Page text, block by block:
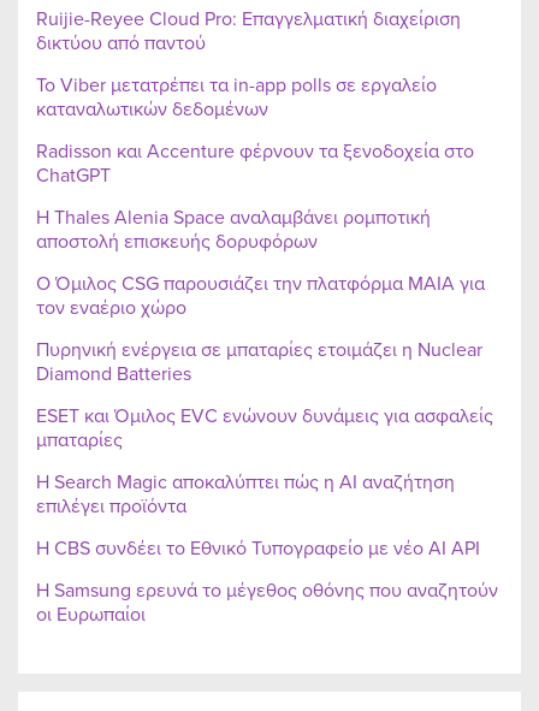
Ruijie-Reyee Cloud Pro: Επαγγελματική διαχείριση
δικτύου από παντού
Το Viber μετατρέπει τα in-app polls σε εργαλείο
καταναλωτικών δεδομένων
Radisson και Accenture φέρνουν τα ξενοδοχεία στο
ChatGPT
Η Thales Alenia Space αναλαμβάνει ρομποτική
αποστολή επισκευής δορυφόρων
Ο Όμιλος CSG παρουσιάζει την πλατφόρμα MAIA για
τον εναέριο χώρο
Πυρηνική ενέργεια σε μπαταρίες ετοιμάζει η Nuclear
Diamond Batteries
ESET και Όμιλος EVC ενώνουν δυνάμεις για ασφαλείς
μπαταρίες
Η Search Magic αποκαλύπτει πώς η AI αναζήτηση
επιλέγει προϊόντα
Η CBS συνδέει το Εθνικό Τυπογραφείο με νέο AI API
Η Samsung ερευνά το μέγεθος οθόνης που αναζητούν
οι Ευρωπαίοι